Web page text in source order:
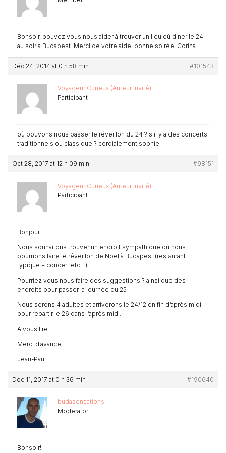
Bonsoir, pouvez vous nous aider à trouver un lieu où diner le 24
au soir à Budapest. Merci de votre aide, bonne soirée. Corina
Déc 24, 2014 at 0 h 58 min #101543
Voyageur Curieux (Auteur invité)
Participant
où pouvons nous passer le réveillon du 24 ? s’il y a des concerts
traditionnels ou classique ? cordialement sophie
Oct 28, 2017 at 12 h 09 min #98151
Voyageur Curieux (Auteur invité)
Participant
Bonjour,
Nous souhaitons trouver un endroit sympathique où nous
pourrions faire le réveillon de Noël à Budapest (restaurant
typique + concert etc…)
Pourriez vous nous faire des suggestions ? ainsi que des
endroits pour passer la journée du 25
Nous serons 4 adultes et arriverons le 24/12 en fin d’après midi
pour repartir le 26 dans l’après midi.
A vous lire
Merci d’avance.
Jean-Paul
Déc 11, 2017 at 0 h 36 min #190640
budasensations
Moderator
Bonsoir!